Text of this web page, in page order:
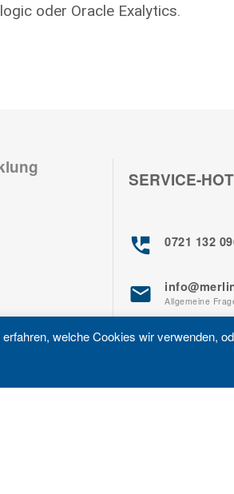
oder Oracle Exalytics.
SERVICE-
perm_phone_msg 0721 132
email Allgemeine
welche Cookies wir verwenden,